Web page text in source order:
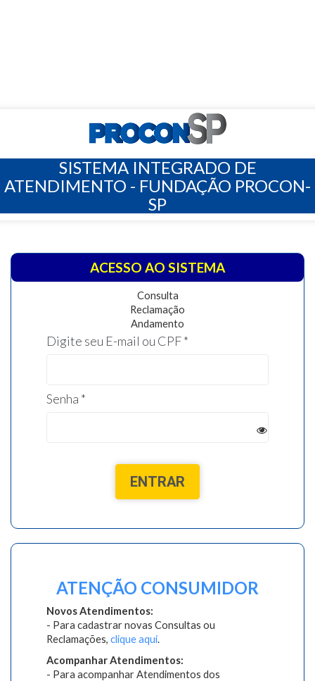
SISTEMA INTEGRADO DE
ATENDIMENTO - FUNDAÇÃO PROCON-
SP
ACESSO AO SISTEMA
Consulta
Reclamação
Andamento
Digite seu E-mail ou CPF*
Senha *
ENTRAR
ATENÇÃO CONSUMIDOR
Novos Atendimentos:
- Para cadastrar novas Consultas ou
Reclamações, clique aqui.
Acompanhar Atendimentos:
- Para acompanhar Atendimentos dos